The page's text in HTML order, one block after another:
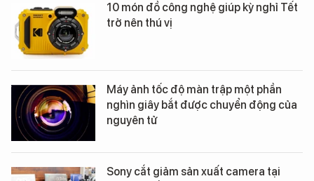
10 món đồ công nghệ giúp kỳ nghỉ Tết
trở nên thú vị
Máy ảnh tốc độ màn trập một phần
nghìn giây bắt được chuyển động của
nguyên tử
Sony cắt giảm sản xuất camera tại